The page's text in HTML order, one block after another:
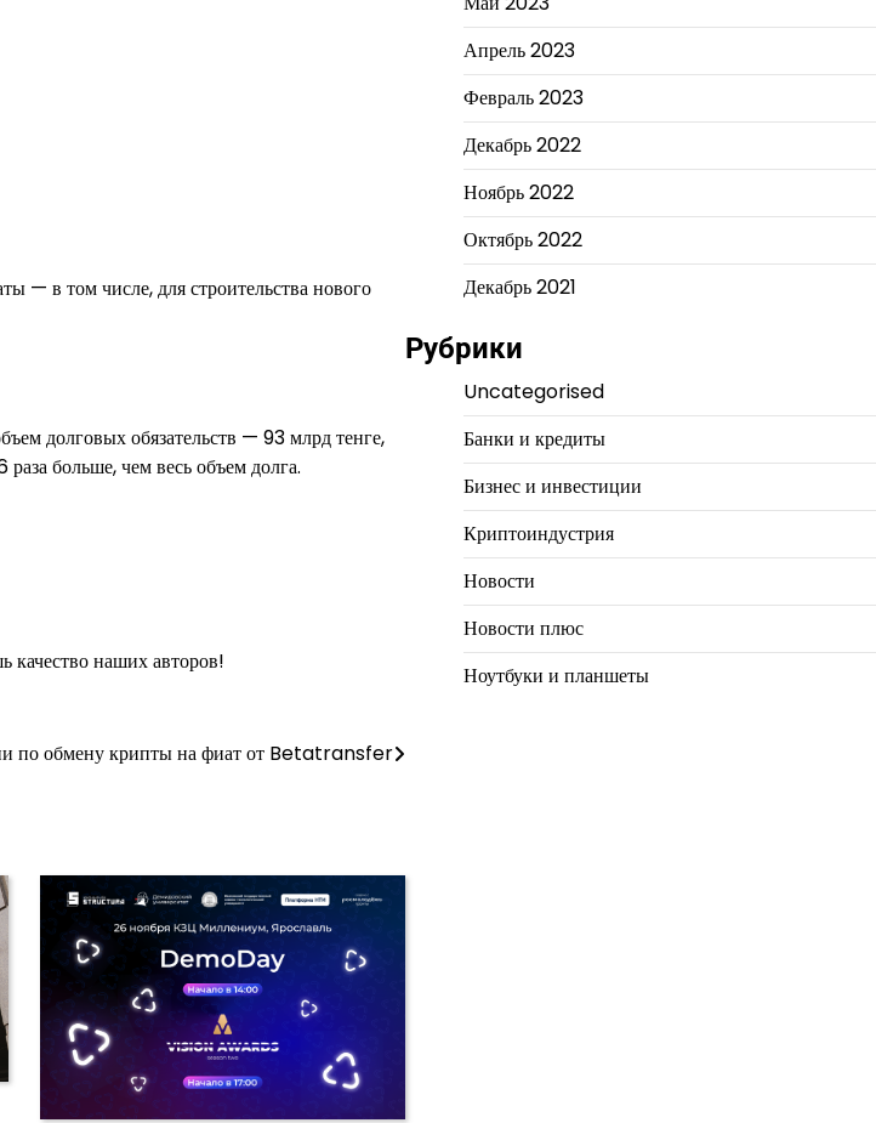
— в том числе, для строительства нового
долговых обязательств — 93 млрд тенге,
больше, чем весь объем долга.
наших авторов!
по обмену крипты на фиат от Betatransfer
Апрель 2023
Февраль 2023
Декабрь 2022
Ноябрь 2022
Октябрь 2022
Декабрь 2021
Рубрики
Uncategorised
Банки и кредиты
Бизнес и инвестиции
Криптоиндустрия
Новости
Новости плюс
Ноутбуки и планшеты